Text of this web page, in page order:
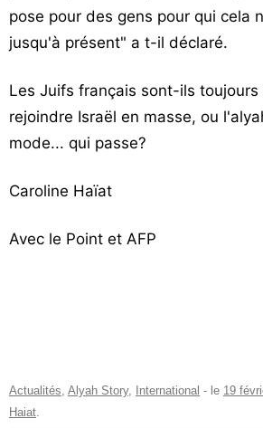
pose pour des gens pour qui cela
jusqu'à présent" a t-il déclaré.
Les Juifs français sont-ils toujours
rejoindre Israël en masse, ou
mode... qui passe?
Caroline Haïat
Avec le Point et AFP
Actualités, Alyah Story, International - le 19
Haiat.